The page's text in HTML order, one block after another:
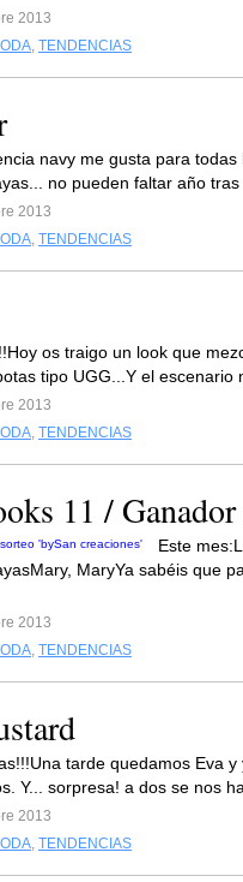
2013
, TENDENCIAS
navy me gusta para
no pueden faltar año tras
2013
, TENDENCIAS
os traigo un look que
tipo UGG...Y el escenario
2013
, TENDENCIAS
11 /
Este
MaryYa sabéis que
2013
, TENDENCIAS
tarde quedamos Eva
Y... sorpresa! a dos se nos
2013
, TENDENCIAS